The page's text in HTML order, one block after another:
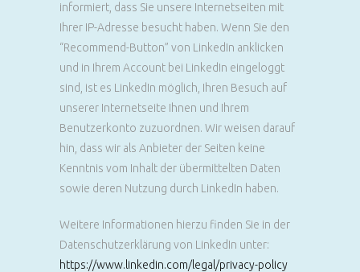
informiert, dass Sie unsere Internetseiten mit
Ihrer IP-Adresse besucht haben. Wenn Sie den
“Recommend-Button” von LinkedIn anklicken
und in Ihrem Account bei LinkedIn eingeloggt
sind, ist es LinkedIn möglich, Ihren Besuch auf
unserer Internetseite Ihnen und Ihrem
Benutzerkonto zuzuordnen. Wir weisen darauf
hin, dass wir als Anbieter der Seiten keine
Kenntnis vom Inhalt der übermittelten Daten
sowie deren Nutzung durch LinkedIn haben.
Weitere Informationen hierzu finden Sie in der
Datenschutzerklärung von LinkedIn unter:
https://www.linkedin.com/legal/privacy-policy